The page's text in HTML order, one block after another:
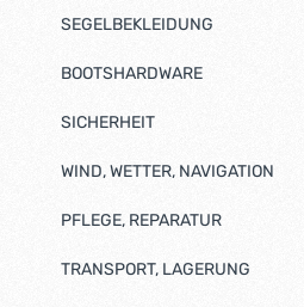
SEGELBEKLEIDUNG
BOOTSHARDWARE
SICHERHEIT
WIND, WETTER, NAVIGATION
PFLEGE, REPARATUR
TRANSPORT, LAGERUNG